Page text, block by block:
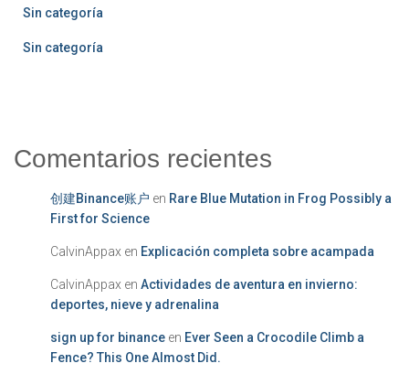
Sin categoría
Sin categoría
Comentarios recientes
创建Binance账户 en Rare Blue Mutation in Frog Possibly a
First for Science
CalvinAppax en Explicación completa sobre acampada
CalvinAppax en Actividades de aventura en invierno:
deportes, nieve y adrenalina
sign up for binance en Ever Seen a Crocodile Climb a
Fence? This One Almost Did.